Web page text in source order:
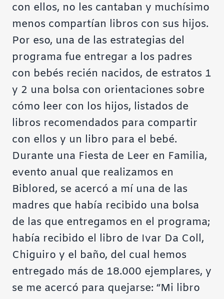
con ellos, no les cantaban y muchísimo
menos compartían libros con sus hijos.
Por eso, una de las estrategias del
programa fue entregar a los padres
con bebés recién nacidos, de estratos 1
y 2 una bolsa con orientaciones sobre
cómo leer con los hijos, listados de
libros recomendados para compartir
con ellos y un libro para el bebé.
Durante una Fiesta de Leer en Familia,
evento anual que realizamos en
Biblored, se acercó a mí una de las
madres que había recibido una bolsa
de las que entregamos en el programa;
había recibido el libro de Ivar Da Coll,
Chiguiro y el baño, del cual hemos
entregado más de 18.000 ejemplares, y
se me acercó para quejarse: “Mi libro